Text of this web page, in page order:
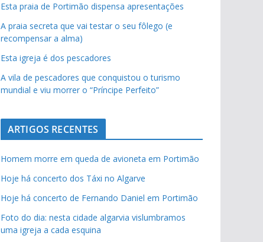
Esta praia de Portimão dispensa apresentações
A praia secreta que vai testar o seu fôlego (e
recompensar a alma)
Esta igreja é dos pescadores
A vila de pescadores que conquistou o turismo
mundial e viu morrer o “Príncipe Perfeito”
ARTIGOS RECENTES
Homem morre em queda de avioneta em Portimão
Hoje há concerto dos Táxi no Algarve
Hoje há concerto de Fernando Daniel em Portimão
Foto do dia: nesta cidade algarvia vislumbramos
uma igreja a cada esquina